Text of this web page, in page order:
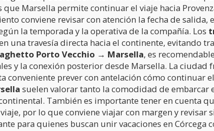
Marsella permite continuar el viaje hacia
conviene revisar con atención la fecha de
la temporada y la operativa de la compañía. Los
una travesía directa hacia el continente, evitando
Porto Vecchio → Marsella, es
y la conexión posterior desde Marsella. La ciudad
prever con antelación cómo continuar
suelen valorar tanto la comodidad de embarcar
También es importante tener en cuenta
por lo que conviene viajar con margen y revisar
para quienes buscan unir vacaciones en Córcega